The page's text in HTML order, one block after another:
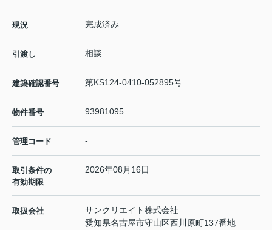
現況 完成済み
引渡し 相談
建築確認番号 第KS124-0410-052895号
物件番号 93981095
管理コード -
取引条件の
有効期限
2026年08月16日
取扱会社
サンクリエイト株式会社
愛知県名古屋市守山区西川原町137番地